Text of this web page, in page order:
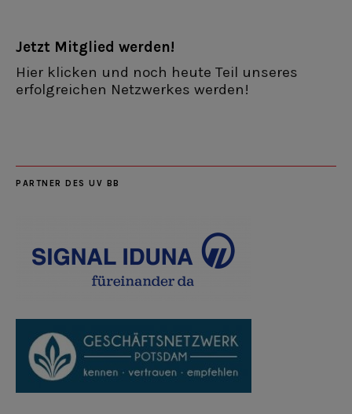
Jetzt Mitglied werden!
Hier klicken und noch heute Teil unseres
erfolgreichen Netzwerkes werden!
PARTNER DES UV BB